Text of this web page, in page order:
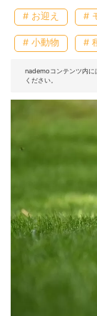
# お迎え #
# 小動物 #
nademoコンテンツ内に
ください。